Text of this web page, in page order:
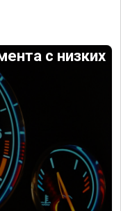
с низких